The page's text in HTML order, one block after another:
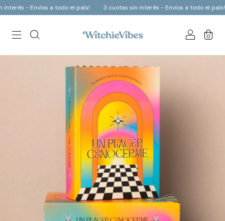
- Envíos a todo el país! 3 cuotas sin interés - Envíos a todo el país!
0